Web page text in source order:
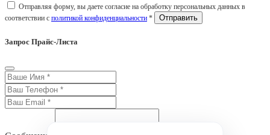
Отправляя форму, вы даете согласие на обработку персональных данных в
соответствии с политикой конфиденциальности *
Запрос Прайс-Листа